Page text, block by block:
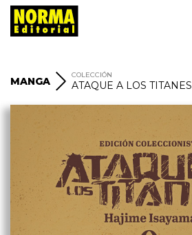
MANGA
COLECCIÓN
ATAQUE A LOS TITANES